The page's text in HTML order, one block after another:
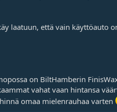
laatuun, että vain käyttöauto
on BiltHamberin
vahat vaan hintansa
omaa mielenrauhaa varten